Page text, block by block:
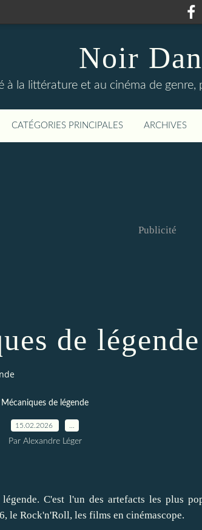
Noir
à la littérature et au cinéma de
CATÉGORIES PRINCIPALES ARCHIVES
Publicité
de légende
Mécaniques de légende
15.02.2026
Par Alexandre Léger
C'est l'un des artefacts les plus
le Rock'n'Roll, les films en cinémascope.